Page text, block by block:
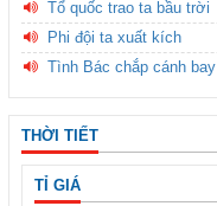
Tổ quốc trao ta bầu trời
Phi đội ta xuất kích
Tình Bác chắp cánh bay
THỜI TIẾT
TỈ GIÁ